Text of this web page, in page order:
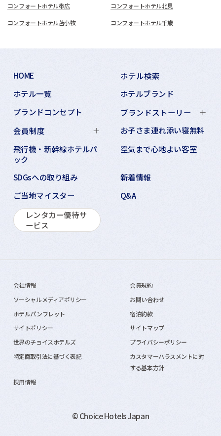
コンフォートホテル帯広 コンフォートホテル北見
コンフォートホテル苫小牧 コンフォートホテル千歳
HOME
ホテル検索
ホテル一覧
ホテルブランド
ブランドコンセプト
ブランドストーリー
会員制度
お子さま連れ添い寝無料
飛行機・新幹線ホテルパ
ック
空気まで心地よい客室
SDGsへの取り組み
新着情報
ご当地マイスター
Q&A
レンタカー優待サ
ービス
会社情報
会員規約
ソーシャルメディアポリシー
お問い合わせ
ホテルパンフレット
宿泊約款
サイトポリシー
サイトマップ
世界のチョイスホテルズ
プライバシーポリシー
特定商取引法に基づく表記
カスタマーハラスメントに対
する基本方針
採用情報
© Choice Hotels Japan